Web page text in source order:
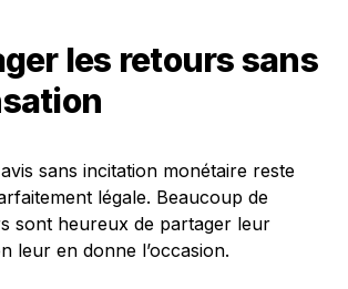
les retours sans
sans incitation monétaire reste
légale. Beaucoup de
sont heureux de partager leur
leur en donne l’occasion.